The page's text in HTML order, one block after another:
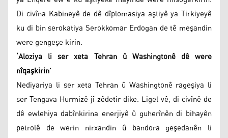
Di civîna Kabineyê de dê dîplomasiya aştiyê ya Tirkiyeyê
ku di bin serokatiya Serokkomar Erdogan de tê meşandin
were gengeşe kirin.
‘Aloziya li ser xeta Tehran û Washingtonê dê were
nîqaşkirin’
Nediyariya li ser xeta Tehran û Washingtonê rageşiya li
ser Tengava Hurmizê jî zêdetir dike. Ligel vê, di civînê de
dê ewlehiya dabînkirina enerjiyê û guherînên di bihayên
petrolê de werin nirxandin û bandora geşedanên li